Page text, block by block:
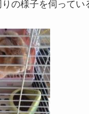
の様子を伺ってい